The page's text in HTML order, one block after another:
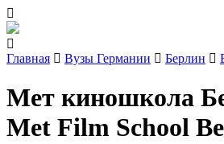
Главная Вузы Германии Берлин
Мет киношкола
Met Film School